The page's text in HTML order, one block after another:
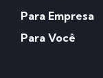
Para Empresa
Para Você